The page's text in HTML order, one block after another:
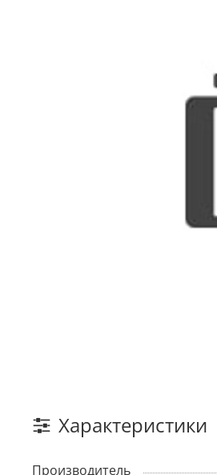
Характеристики
Производитель